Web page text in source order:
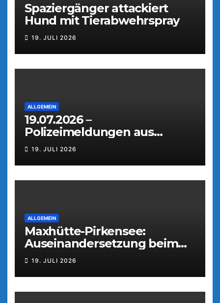
Spaziergänger attackiert
Hund mit Tierabwehrspray
19. JULI 2026
ALLGEMEIN
19.07.2026 –
Polizeimeldungen aus
Weiden
19. JULI 2026
ALLGEMEIN
Maxhütte-Pirkensee:
Auseinandersetzung beim
Parkfest
19. JULI 2026